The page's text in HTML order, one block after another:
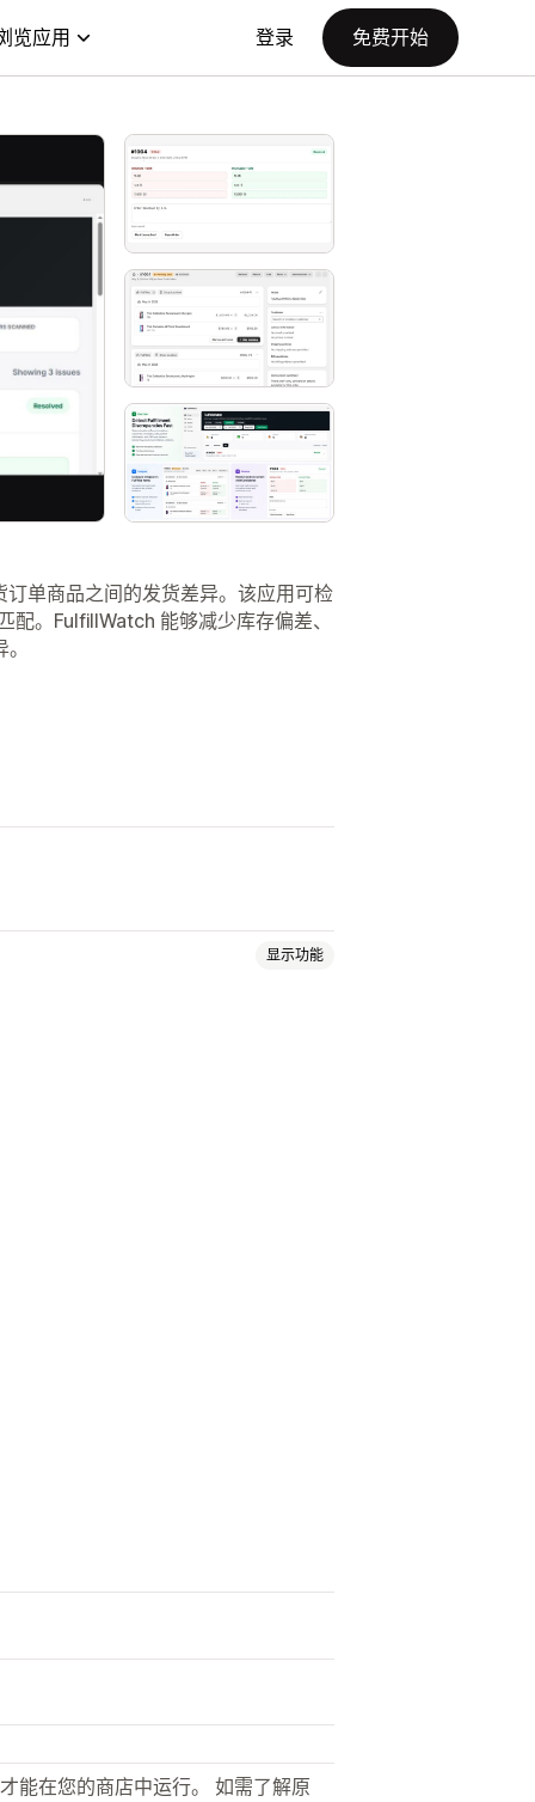
览应用 登录 免费开始
单商品之间的发货差异。该应用可检
。FulfillWatch 能够减少库存偏差、
显示功能
能在您的商店中运行。 如需了解原